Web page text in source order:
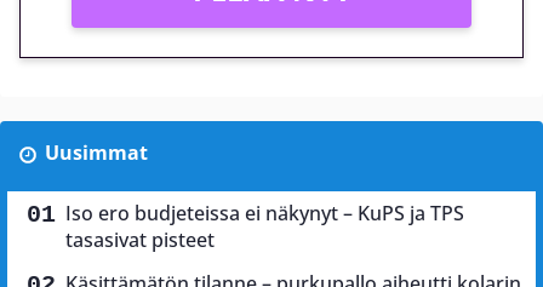
Uusimmat
Iso ero budjeteissa ei näkynyt – KuPS ja TPS
tasasivat pisteet